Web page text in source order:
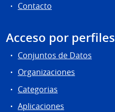
Contacto
Acceso por perfiles
Conjuntos de Datos
Organizaciones
Categorias
Aplicaciones